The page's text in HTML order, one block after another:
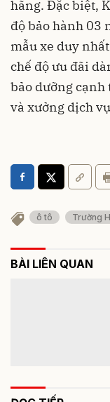
hãng. Đặc biệt,
độ bảo hành 03
mẫu xe duy
chế độ ưu đãi
bảo dưỡng
và xưởng dịch
ô tô Trường
BÀI LIÊN QUAN